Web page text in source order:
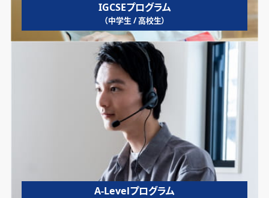
IGCSEプログラム
（中学生 / 高校生）
A-Levelプログラム